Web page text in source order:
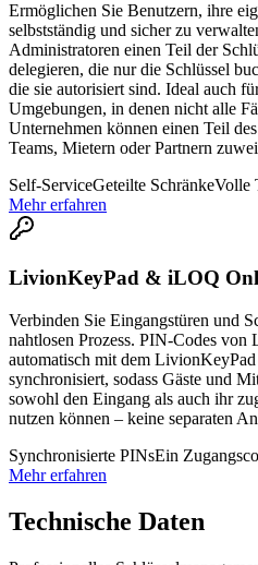
Ermöglichen Sie Benutzern, ihre
selbstständig und sicher zu
Administratoren einen Teil der
delegieren, die nur die Schlüssel
die sie autorisiert sind. Ideal auch
Umgebungen, in denen nicht alle
Unternehmen können einen Teil
Teams, Mietern oder Partnern
Self-ServiceGeteilte SchränkeVolle
Mehr erfahren
LivionKeyPad & iLOQ
Verbinden Sie Eingangstüren und
nahtlosen Prozess. PIN-Codes
automatisch mit dem
synchronisiert, sodass Gäste und
sowohl den Eingang als auch ihr
nutzen können – keine separaten
Synchronisierte PINsEin
Mehr erfahren
Technische Daten